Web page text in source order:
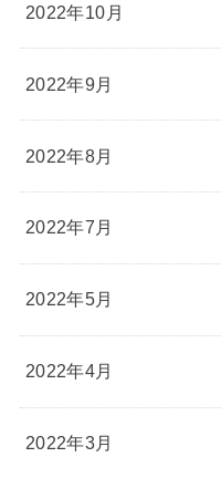
2022年10月
2022年9月
2022年8月
2022年7月
2022年5月
2022年4月
2022年3月